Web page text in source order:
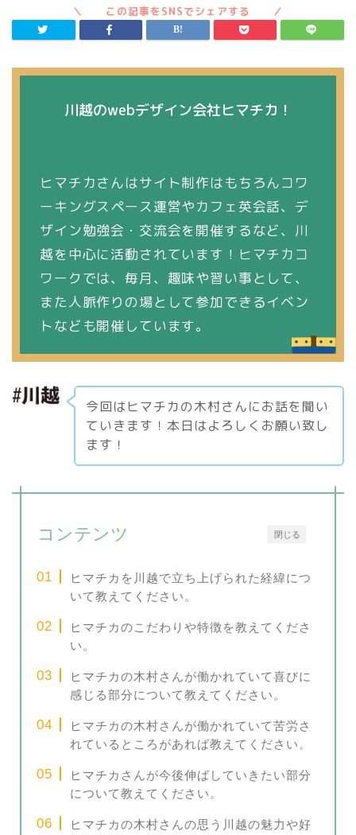
川越のwebデザイン会社ヒマチカ！
ヒマチカさんはサイト制作はもちろんコワ
ーキングスペース運営やカフェ英会話、デ
ザイン勉強会・交流会を開催するなど、川
越を中心に活動されています！ヒマチカコ
ワークでは、毎月、趣味や習い事として、
また人脈作りの場として参加できるイベン
トなども開催しています。
今回はヒマチカの木村さんにお話を聞い
ていきます！本日はよろしくお願い致し
ます！
閉じる
コンテンツ
ヒマチカを川越で立ち上げられた経緯につ
いて教えてください。
ヒマチカのこだわりや特徴を教えてくださ
い。
ヒマチカの木村さんが働かれていて喜びに
感じる部分について教えてください。
ヒマチカの木村さんが働かれていて苦労さ
れているところがあれば教えてください。
ヒマチカさんが今後伸ばしていきたい部分
について教えてください。
ヒマチカの木村さんの思う川越の魅力や好